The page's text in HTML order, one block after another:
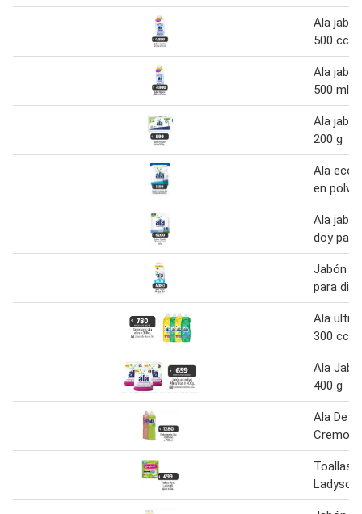
Ala
500 cc
Ala
500 ml
Ala
200 g
Ala
en polvo
Ala
doy
Jabón
para
Ala ultra
300 cc
Ala
400 g
Ala
Toallas